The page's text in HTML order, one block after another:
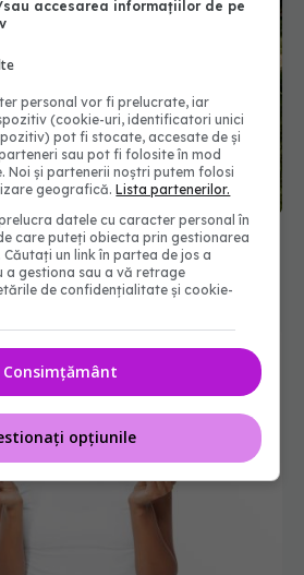
avertizează: Nu beți apă din
Riscul de îmbolnăvire este
care este diferența
accesarea informațiilor de pe
personal vor fi prelucrate, iar
(cookie-uri, identificatori unici
pot fi stocate, accesate de și
sau pot fi folosite în mod
Noi și partenerii noștri putem folosi
geografică.Lista partenerilor.
datele cu caracter personal în
care puteți obiecta prin gestionarea
un link în partea de jos a
a gestiona sau a vă retrage
de confidențialitate și cookie-
Consimțământ
opțiunile